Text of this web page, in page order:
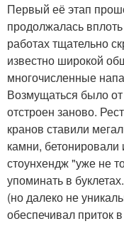
Первый её этап
продолжалась
работах тщательно
известно широкой
многочисленные
Возмущаться было
отстроен заново.
кранов ставили
камни,
стоунхендж "уже не
упоминать в
(но далеко не
обеспечивал приток